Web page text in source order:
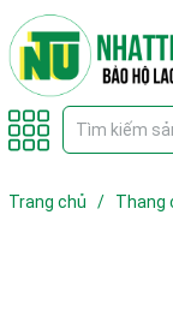
Trang chủ / Thang